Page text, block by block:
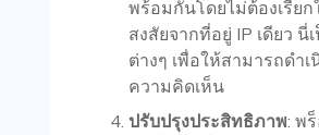
พร้อมกันโดยไม่ต้องเรีย
สงสัยจากที่อยู่ IP เดียว
ต่างๆ เพื่อให้สามารถดำ
ความคิดเห็น
ปรับปรุงประสิทธิภาพ: พ